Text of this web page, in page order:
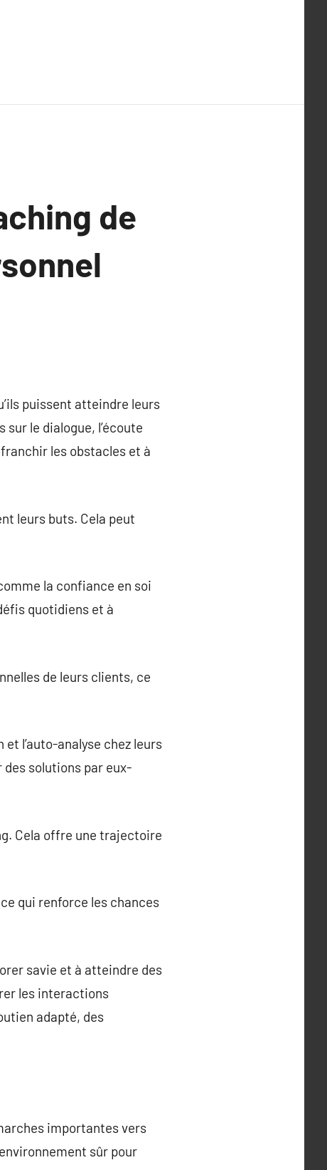
de
puissent atteindre leurs
le dialogue, l’écoute
les obstacles et à
leurs buts. Cela peut
la confiance en soi
quotidiens et à
de leurs clients, ce
l’auto-analyse chez leurs
des solutions par eux-
Cela offre une trajectoire
qui renforce les chances
savie et à atteindre des
les interactions
adapté, des
importantes vers
sûr pour